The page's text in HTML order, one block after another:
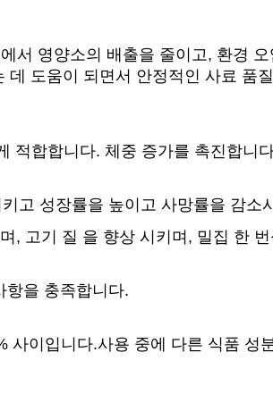
서 영양소의 배출을 줄이고, 환경
도움이 되면서 안정적인 사료 품
적합합니다. 체중 증가를 촉진합니
고 성장률을 높이고 사망률을 감소
, 고기 질 을 향상 시키며, 밀집 한 번
항을 충족합니다.
사이입니다.사용 중에 다른 식품 성